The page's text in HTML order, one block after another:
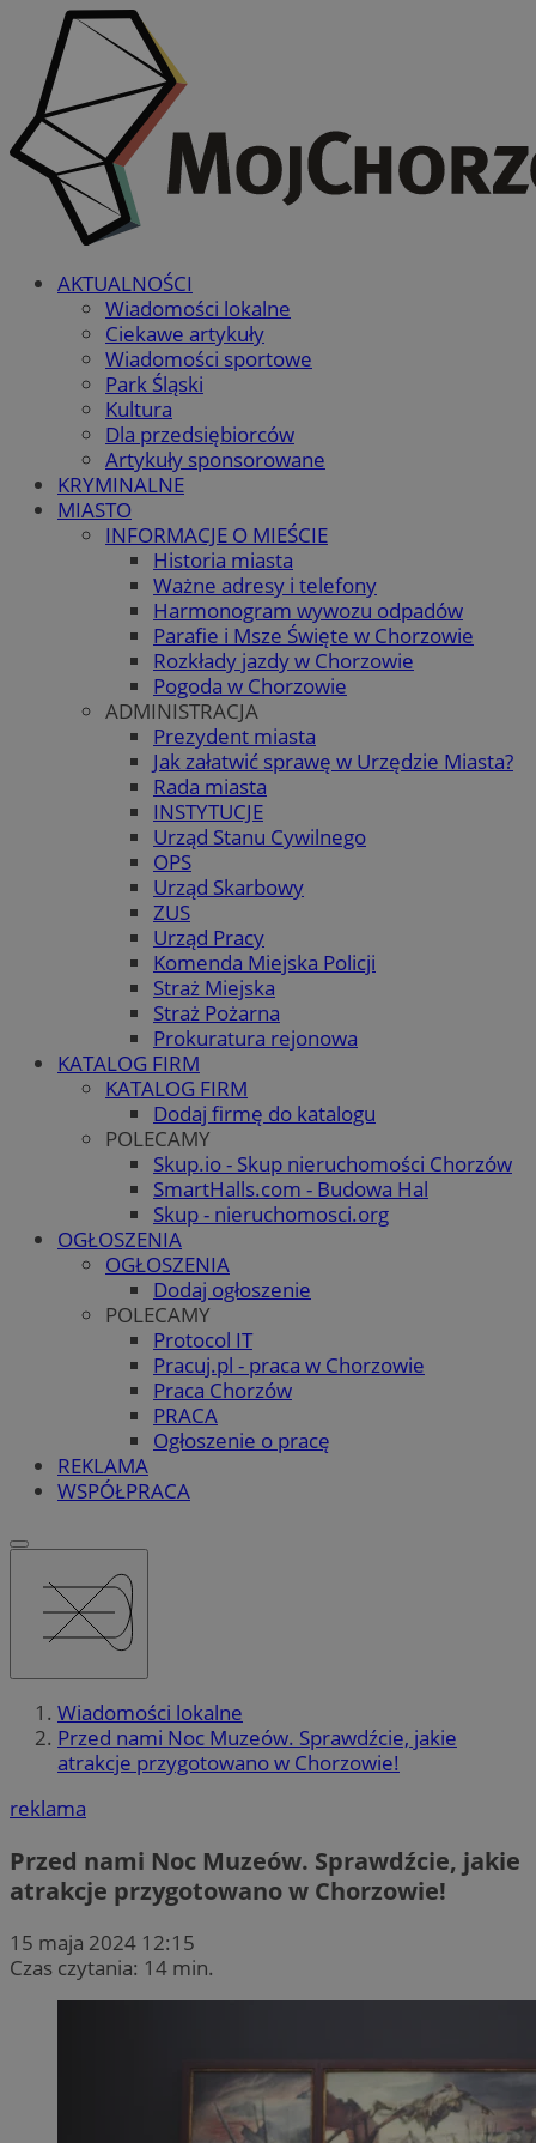
AKTUALNOŚCI
Wiadomości lokalne
Ciekawe artykuły
Wiadomości sportowe
Park Śląski
Kultura
Dla przedsiębiorców
Artykuły sponsorowane
KRYMINALNE
MIASTO
INFORMACJE O MIEŚCIE
Historia miasta
Ważne adresy i telefony
Harmonogram wywozu odpadów
Parafie i Msze Święte w Chorzowie
Rozkłady jazdy w Chorzowie
Pogoda w Chorzowie
ADMINISTRACJA
Prezydent miasta
Jak załatwić sprawę w Urzędzie Miasta?
Rada miasta
INSTYTUCJE
Urząd Stanu Cywilnego
OPS
Urząd Skarbowy
ZUS
Urząd Pracy
Komenda Miejska Policji
Straż Miejska
Straż Pożarna
Prokuratura rejonowa
KATALOG FIRM
KATALOG FIRM
Dodaj firmę do katalogu
POLECAMY
Skup.io - Skup nieruchomości Chorzów
SmartHalls.com - Budowa Hal
Skup - nieruchomosci.org
OGŁOSZENIA
OGŁOSZENIA
Dodaj ogłoszenie
POLECAMY
Protocol IT
Pracuj.pl - praca w Chorzowie
Praca Chorzów
PRACA
Ogłoszenie o pracę
REKLAMA
WSPÓŁPRACA
Wiadomości lokalne
Przed nami Noc Muzeów. Sprawdźcie, jakie
atrakcje przygotowano w Chorzowie!
reklama
Przed nami Noc Muzeów. Sprawdźcie, jakie
atrakcje przygotowano w Chorzowie!
15 maja 2024 12:15
Czas czytania: 14 min.